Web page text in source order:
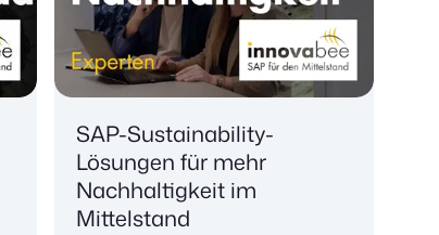
SAP-Sustainability-
Lösungen für mehr
Nachhaltigkeit im
Mittelstand